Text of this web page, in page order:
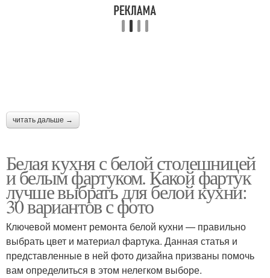
читать дальше →
Белая кухня с белой столешницей
и белым фартуком. Какой фартук
лучше выбрать для белой кухни:
30 вариантов с фото
Ключевой момент ремонта белой кухни — правильно
выбрать цвет и материал фартука. Данная статья и
представленные в ней фото дизайна призваны помочь
вам определиться в этом нелегком выборе.